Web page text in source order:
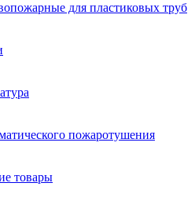
для пластиковых труб
пожаротушения
товары